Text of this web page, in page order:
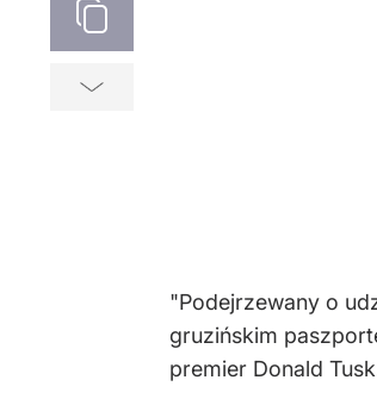
"Podejrzewany o
gruzińskim
premier Donald